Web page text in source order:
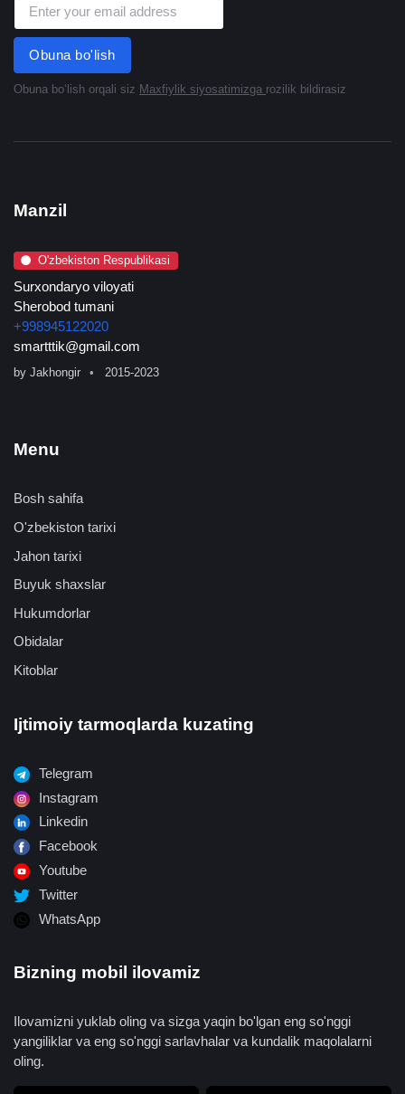
Obuna bo'lish
Obuna boʻlish orqali siz Maxfiylik siyosatimizga rozilik bildirasiz
Manzil
O'zbekiston Respublikasi
Surxondaryo viloyati
Sherobod tumani
+998945122020
smartttik@gmail.com
by Jakhongir 2015-2023
Menu
Bosh sahifa
O'zbekiston tarixi
Jahon tarixi
Buyuk shaxslar
Hukumdorlar
Obidalar
Kitoblar
Ijtimoiy tarmoqlarda kuzating
Telegram
Instagram
Linkedin
Facebook
Youtube
Twitter
WhatsApp
Bizning mobil ilovamiz
Ilovamizni yuklab oling va sizga yaqin bo'lgan eng so'nggi
yangiliklar va eng so'nggi sarlavhalar va kundalik maqolalarni
oling.